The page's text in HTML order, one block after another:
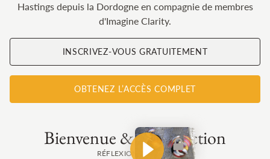
Hastings depuis la Dordogne en compagnie de membres
d'Imagine Clarity.
INSCRIVEZ-VOUS GRATUITEMENT
OBTENEZ L’ACCÈS COMPLET
Bienvenue & introduction
RÉFLEXION 8 MIN